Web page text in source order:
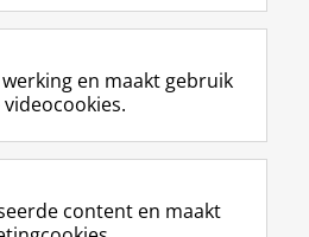
F
a
e
b
o
p
a
L
i
k
e
I
-
p
R
S
-
f
e
R
I
n
t
r
m
Y
o
T
e
k
en maakt gebruik
content en maakt